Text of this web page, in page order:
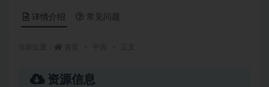
详情介绍 常见问题
资源信息